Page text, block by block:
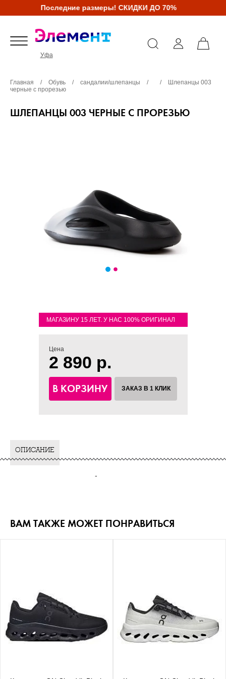
Последние размеры! СКИДКИ ДО 70%
Уфа
Главная / Обувь / сандалии/шлепанцы / /
Шлепанцы 003
черные с прорезью
ШЛЕПАНЦЫ 003 ЧЕРНЫЕ С ПРОРЕЗЬЮ
МАГАЗИНУ 15 ЛЕТ. У НАС 100% ОРИГИНАЛ
Цена
2 890 р.
В КОРЗИНУ ЗАКАЗ В 1 КЛИК
ОПИСАНИЕ
-
ВАМ ТАКЖЕ МОЖЕТ ПОНРАВИТЬСЯ